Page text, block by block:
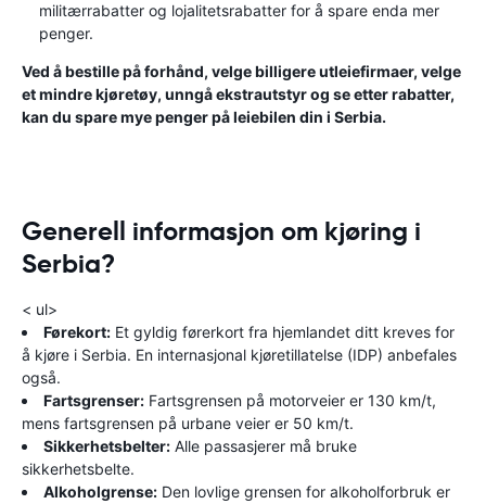
militærrabatter og lojalitetsrabatter for å spare enda mer
penger.
Ved å bestille på forhånd, velge billigere utleiefirmaer, velge
et mindre kjøretøy, unngå ekstrautstyr og se etter rabatter,
kan du spare mye penger på leiebilen din i Serbia.
Generell informasjon om kjøring i
Serbia?
< ul>
Førekort: Et gyldig førerkort fra hjemlandet ditt kreves for
å kjøre i Serbia. En internasjonal kjøretillatelse (IDP) anbefales
også.
Fartsgrenser: Fartsgrensen på motorveier er 130 km/t,
mens fartsgrensen på urbane veier er 50 km/t.
Sikkerhetsbelter: Alle passasjerer må bruke
sikkerhetsbelte.
Alkoholgrense: Den lovlige grensen for alkoholforbruk er